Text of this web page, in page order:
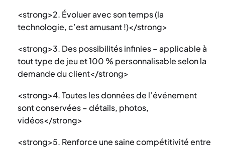
<strong>2. Évoluer avec son temps (la
technologie, c’est amusant !)</strong>
<strong>3. Des possibilités infinies – applicable à
tout type de jeu et 100 % personnalisable selon la
demande du client</strong>
<strong>4. Toutes les données de l’événement
sont conservées – détails, photos,
vidéos</strong>
<strong>5. Renforce une saine compétitivité entre